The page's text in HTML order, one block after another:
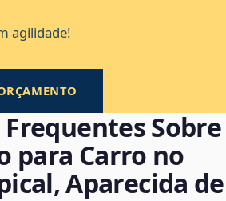
agilidade!
Sobre
para Carro no
Aparecida de